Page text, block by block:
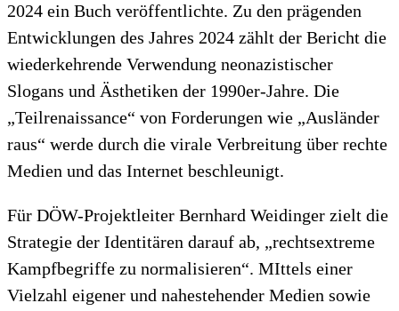
2024 ein Buch veröffentlichte. Zu den prägenden
Entwicklungen des Jahres 2024 zählt der Bericht die
wiederkehrende Verwendung neonazistischer
Slogans und Ästhetiken der 1990er-Jahre. Die
„Teilrenaissance“ von Forderungen wie „Ausländer
raus“ werde durch die virale Verbreitung über rechte
Medien und das Internet beschleunigt.
Für DÖW-Projektleiter Bernhard Weidinger zielt die
Strategie der Identitären darauf ab, „rechtsextreme
Kampfbegriffe zu normalisieren“. MIttels einer
Vielzahl eigener und nahestehender Medien sowie